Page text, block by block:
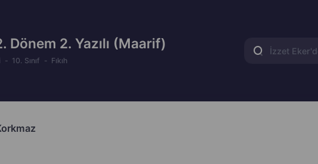
Dönem 2. Yazılı (Maarif)
10. Sınıf Fıkıh